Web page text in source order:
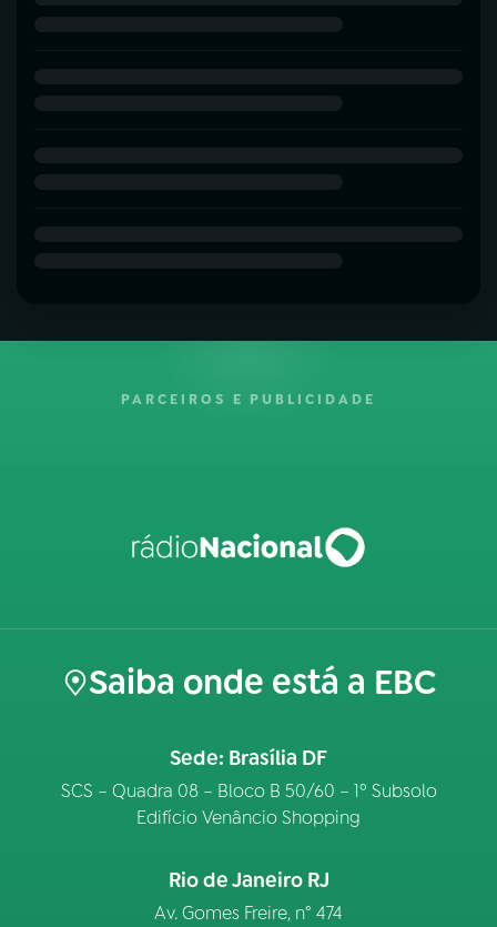
PARCEIROS E PUBLICIDADE
Saiba onde está a EBC
Sede: Brasília DF
SCS – Quadra 08 – Bloco B 50/60 – 1º Subsolo
Edifício Venâncio Shopping
Rio de Janeiro RJ
Av. Gomes Freire, n° 474